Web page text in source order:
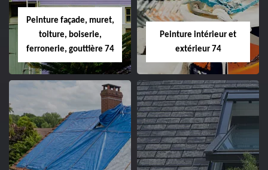
Peinture façade, muret,
toiture, boiserie,
ferronerie, gouttière 74
Peinture intérieur et
extérieur 74